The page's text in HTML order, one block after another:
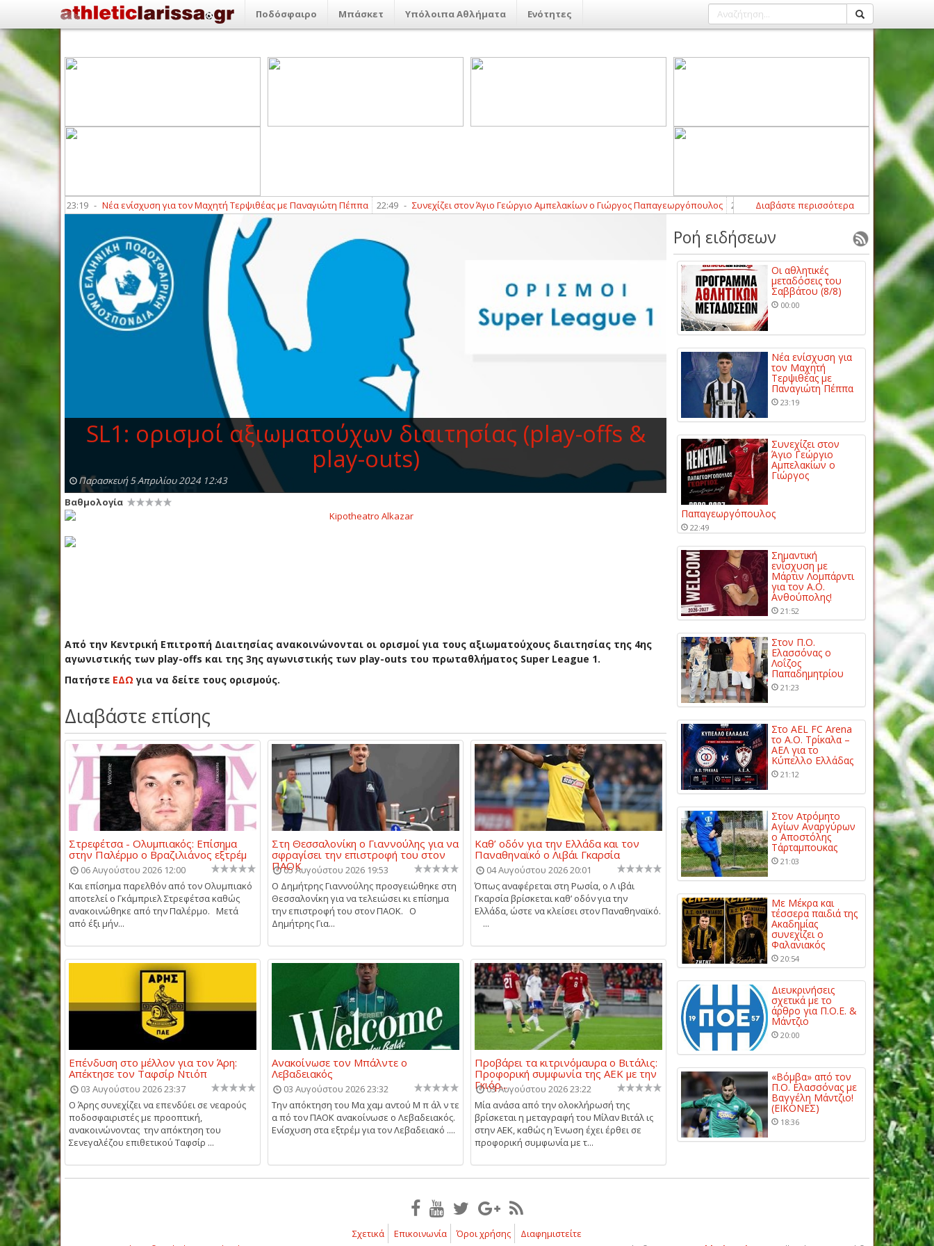
Ποδόσφαιρο Μπάσκετ Υπόλοιπα Αθλήματα Ενότητες
- Νέα ενίσχυση για τον Μαχητή Τερψιθέας με Παναγιώτη Πέππα 22:49 - Συνεχίζει στον Άγιο Γεώργιο Αμπελακίων ο Γιώργος Παπαγεωργόπουλος 21:52 - Σημαντική ενίσχυση με Μάρτιν Λομπάρντι
Διαβάστε περισσότερα
SL1: ορισμοί αξιωματούχων διαιτησίας (play-offs &
play-outs)
Παρασκευή 5 Απριλίου 2024 12:43
Βαθμολογία
Από την Κεντρική Επιτροπή Διαιτησίας ανακοινώνονται οι ορισμοί για τους αξιωματούχους διαιτησίας της 4ης
αγωνιστικής των play-offs και της 3ης αγωνιστικής των play-outs του πρωταθλήματος Super League 1.
Πατήστε ΕΔΩ για να δείτε τους ορισμούς.
Διαβάστε επίσης
Στρεφέτσα - Ολυμπιακός: Επίσημα
στην Παλέρμο ο Βραζιλιάνος εξτρέμ
06 Αυγούστου 2026 12:00
Και επίσημα παρελθόν από τον Ολυμπιακό
αποτελεί ο Γκάμπριελ Στρεφέτσα καθώς
ανακοινώθηκε από την Παλέρμο. Μετά
από έξι μήν...
Στη Θεσσαλονίκη ο Γιαννούλης για να
σφραγίσει την επιστροφή του στον
ΠΑΟΚ
05 Αυγούστου 2026 19:53
Ο Δημήτρης Γιαννούλης προσγειώθηκε στη
Θεσσαλονίκη για να τελειώσει κι επίσημα
την επιστροφή του στον ΠΑΟΚ. Ο
Δημήτρης Για...
Καθ’ οδόν για την Ελλάδα και τον
Παναθηναϊκό ο Λιβάι Γκαρσία
04 Αυγούστου 2026 20:01
Όπως αναφέρεται στη Ρωσία, ο Λ ιβάι
Γκαρσία βρίσκεται καθ’ οδόν για την
Ελλάδα, ώστε να κλείσει στον Παναθηναϊκό.
...
Επένδυση στο μέλλον για τον Άρη:
Απέκτησε τον Ταφσίρ Ντιόπ
03 Αυγούστου 2026 23:37
Ο Άρης συνεχίζει να επενδύει σε νεαρούς
ποδοσφαιριστές με προοπτική,
ανακοινώνοντας την απόκτηση του
Σενεγαλέζου επιθετικού Ταφσίρ ...
Ανακοίνωσε τον Μπάλντε ο
Λεβαδειακός
03 Αυγούστου 2026 23:32
Την απόκτηση του Μα χαμ αντού Μ π άλ ν τε
α πό τον ΠΑΟΚ ανακοίνωσε ο Λεβαδειακός.
Ενίσχυση στα εξτρέμ για τον Λεβαδειακό ....
Προβάρει τα κιτρινόμαυρα ο Βιτάλις:
Προφορική συμφωνία της ΑΕΚ με την
Γκιόρ...
03 Αυγούστου 2026 23:22
Μία ανάσα από την ολοκλήρωσή της
βρίσκεται η μεταγραφή του Μίλαν Βιτάλ ις
στην ΑΕΚ, καθώς η Ένωση έχει έρθει σε
προφορική συμφωνία με τ...
Ροή ειδήσεων
Οι αθλητικές
μεταδόσεις του
Σαββάτου (8/8)
00:00
Νέα ενίσχυση για
τον Μαχητή
Τερψιθέας με
Παναγιώτη Πέππα
23:19
Συνεχίζει στον
Άγιο Γεώργιο
Αμπελακίων ο
Γιώργος
Παπαγεωργόπουλος
22:49
Σημαντική
ενίσχυση με
Μάρτιν Λομπάρντι
για τον Α.Ο.
Ανθούπολης!
21:52
Στον Π.Ο.
Ελασσόνας ο
Λοΐζος
Παπαδημητρίου
21:23
Στο AEL FC Arena
το Α.Ο. Τρίκαλα –
ΑΕΛ για το
Κύπελλο Ελλάδας
21:12
Στον Ατρόμητο
Αγίων Αναργύρων
ο Αποστόλης
Τάρταμπουκας
21:03
Με Μέκρα και
τέσσερα παιδιά της
Ακαδημίας
συνεχίζει ο
Φαλανιακός
20:54
Διευκρινήσεις
σχετικά με το
άρθρο για Π.Ο.Ε. &
Μάντζιο
20:00
«Βόμβα» από τον
Π.Ο. Ελασσόνας με
Βαγγέλη Μάντζιο!
(ΕΙΚΟΝΕΣ)
18:36
Σχετικά Επικοινωνία Όροι χρήσης Διαφημιστείτε